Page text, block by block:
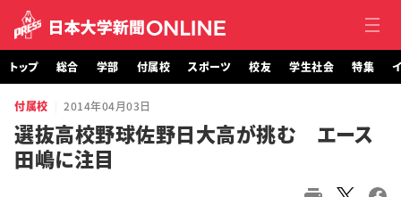
トップ
総合
トップ 総合 学部 付属校 スポーツ 校友 学生社会 特集
付属校 2014年04月03日
選抜高校野球佐野日大高が挑む エース
田嶋に注目